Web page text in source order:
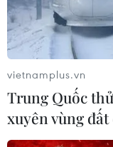
vietnamplus.vn
Trung Quốc
xuyên vùng